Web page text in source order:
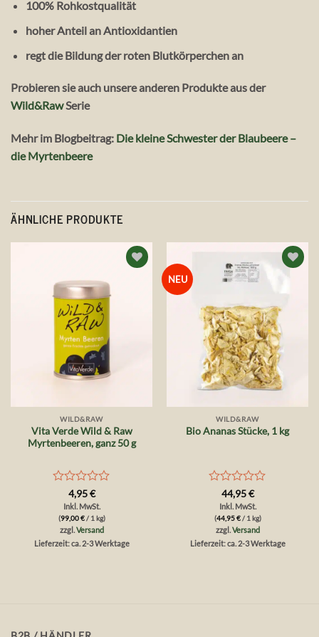
100% Rohkostqualität
hoher Anteil an Antioxidantien
regt die Bildung der roten Blutkörperchen an
Probieren sie auch unsere anderen Produkte aus der
Wild&RawSerie
Mehr im Blogbeitrag: Die kleine Schwester der Blaubeere –
die Myrtenbeere
ÄHNLICHE PRODUKTE
Wunschliste
WILD&RAW
Vita Verde Wild & Raw
Myrtenbeeren, ganz 50 g
Bewertet
mit
0
von
4,95€
Inkl. MwSt.
(99,00€/ 1 kg)
zzgl.Versand
Lieferzeit: ca. 2-3 Werktage
NEU
WILD&RAW
Bio Ananas Stücke, 1 kg
Bewertet
mit
0
von
44,95€
Inkl. MwSt.
(44,95€/ 1 kg)
zzgl.Versand
Lieferzeit: ca. 2-3 Werktage